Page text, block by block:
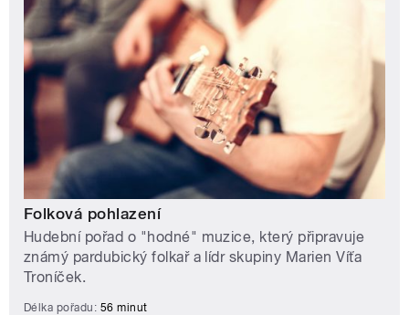
Folková pohlazení
Hudební pořad o "hodné" muzice, který připravuje
známý pardubický folkař a lídr skupiny Marien Víťa
Troníček.
Délka pořadu: 56 minut